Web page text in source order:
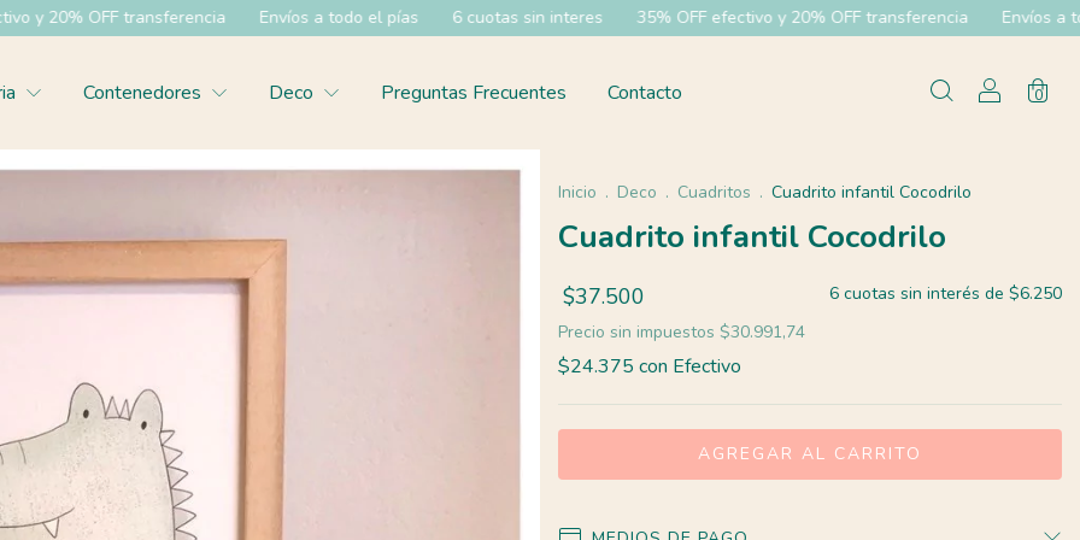
Envíos a todo el pías 6 cuotas sin interes 35% OFF efectivo y 20% OFF transferencia Envíos a todo el pías
Contenedores Deco Preguntas Frecuentes Contacto 0
Inicio . Deco . Cuadritos . Cuadrito infantil Cocodrilo
Cuadrito infantil Cocodrilo
$37.500 6 cuotas sin interés de $6.250
Precio sin impuestos $30.991,74
$24.375 con Efectivo